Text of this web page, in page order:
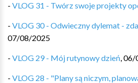
- VLOG 31 - Twórz swoje projekty
- VLOG 30 - Odwieczny dylemat -
07/08/2025
- VLOG 29 - Mój rutynowy dzień,06/
- VLOG 28 - "Plany są niczym,